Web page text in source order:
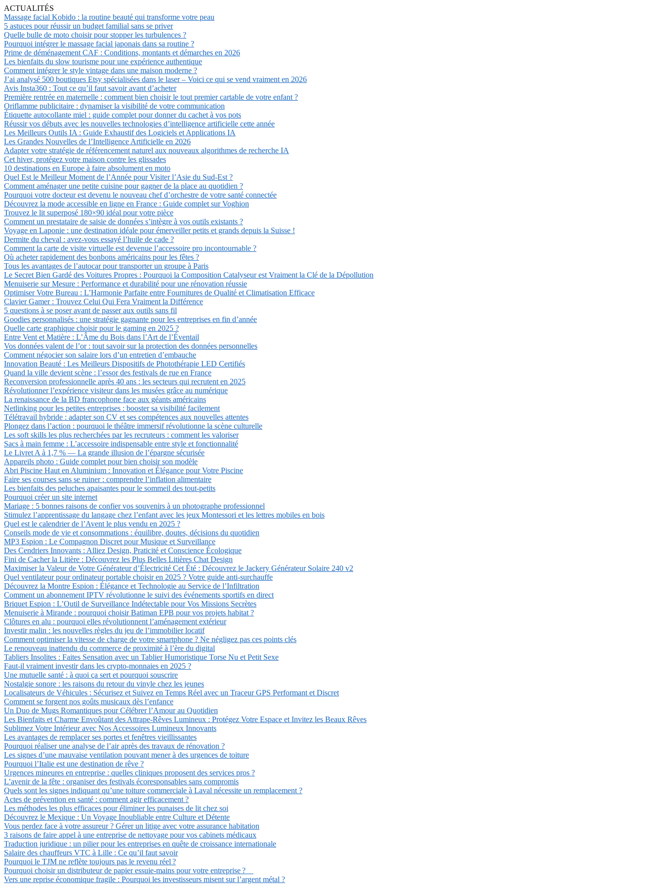
ACTUALITÉS
Massage facial Kobido : la routine beauté qui transforme votre peau
5 astuces pour réussir un budget familial sans se priver
Quelle bulle de moto choisir pour stopper les turbulences ?
Pourquoi intégrer le massage facial japonais dans sa routine ?
Prime de déménagement CAF : Conditions, montants et démarches en 2026
Les bienfaits du slow tourisme pour une expérience authentique
Comment intégrer le style vintage dans une maison moderne ?
J’ai analysé 500 boutiques Etsy spécialisées dans le laser – Voici ce qui se vend vraiment en 2026
Avis Insta360 : Tout ce qu’il faut savoir avant d’acheter
Première rentrée en maternelle : comment bien choisir le tout premier cartable de votre enfant ?
Oriflamme publicitaire : dynamiser la visibilité de votre communication
Étiquette autocollante miel : guide complet pour donner du cachet à vos pots
Réussir vos débuts avec les nouvelles technologies d’intelligence artificielle cette année
Les Meilleurs Outils IA : Guide Exhaustif des Logiciels et Applications IA
Les Grandes Nouvelles de l’Intelligence Artificielle en 2026
Adapter votre stratégie de référencement naturel aux nouveaux algorithmes de recherche IA
Cet hiver, protégez votre maison contre les glissades
10 destinations en Europe à faire absolument en moto
Quel Est le Meilleur Moment de l’Année pour Visiter l’Asie du Sud-Est ?
Comment aménager une petite cuisine pour gagner de la place au quotidien ?
Pourquoi votre docteur est devenu le nouveau chef d’orchestre de votre santé connectée
Découvrez la mode accessible en ligne en France : Guide complet sur Voghion
Trouvez le lit superposé 180×90 idéal pour votre pièce
Comment un prestataire de saisie de données s’intègre à vos outils existants ?
Voyage en Laponie : une destination idéale pour émerveiller petits et grands depuis la Suisse !
Dermite du cheval : avez-vous essayé l’huile de cade ?
Comment la carte de visite virtuelle est devenue l’accessoire pro incontournable ?
Où acheter rapidement des bonbons américains pour les fêtes ?
Tous les avantages de l’autocar pour transporter un groupe à Paris
Le Secret Bien Gardé des Voitures Propres : Pourquoi la Composition Catalyseur est Vraiment la Clé de la Dépollution
Menuiserie sur Mesure : Performance et durabilité pour une rénovation réussie
Optimiser Votre Bureau : L’Harmonie Parfaite entre Fournitures de Qualité et Climatisation Efficace
Clavier Gamer : Trouvez Celui Qui Fera Vraiment la Différence
5 questions à se poser avant de passer aux outils sans fil
Goodies personnalisés : une stratégie gagnante pour les entreprises en fin d’année
Quelle carte graphique choisir pour le gaming en 2025 ?
Entre Vent et Matière : L’Âme du Bois dans l’Art de l’Éventail
Vos données valent de l’or : tout savoir sur la protection des données personnelles
Comment négocier son salaire lors d’un entretien d’embauche
Innovation Beauté : Les Meilleurs Dispositifs de Photothérapie LED Certifiés
Quand la ville devient scène : l’essor des festivals de rue en France
Reconversion professionnelle après 40 ans : les secteurs qui recrutent en 2025
Révolutionner l’expérience visiteur dans les musées grâce au numérique
La renaissance de la BD francophone face aux géants américains
Netlinking pour les petites entreprises : booster sa visibilité facilement
Télétravail hybride : adapter son CV et ses compétences aux nouvelles attentes
Plongez dans l’action : pourquoi le théâtre immersif révolutionne la scène culturelle
Les soft skills les plus recherchées par les recruteurs : comment les valoriser
Sacs à main femme : L’accessoire indispensable entre style et fonctionnalité
Le Livret A à 1,7 % — La grande illusion de l’épargne sécurisée
Appareils photo : Guide complet pour bien choisir son modèle
Abri Piscine Haut en Aluminium : Innovation et Élégance pour Votre Piscine
Faire ses courses sans se ruiner : comprendre l’inflation alimentaire
Les bienfaits des peluches apaisantes pour le sommeil des tout-petits
Pourquoi créer un site internet
Mariage : 5 bonnes raisons de confier vos souvenirs à un photographe professionnel
Stimulez l’apprentissage du langage chez l’enfant avec les jeux Montessori et les lettres mobiles en bois
Quel est le calendrier de l’Avent le plus vendu en 2025 ?
Conseils mode de vie et consommations : équilibre, doutes, décisions du quotidien
MP3 Espion : Le Compagnon Discret pour Musique et Surveillance
Des Cendriers Innovants : Alliez Design, Praticité et Conscience Écologique
Fini de Cacher la Litière : Découvrez les Plus Belles Litières Chat Design
Maximiser la Valeur de Votre Générateur d’Électricité Cet Été : Découvrez le Jackery Générateur Solaire 240 v2
Quel ventilateur pour ordinateur portable choisir en 2025 ? Votre guide anti-surchauffe
Découvrez la Montre Espion : Élégance et Technologie au Service de l’Infiltration
Comment un abonnement IPTV révolutionne le suivi des événements sportifs en direct
Briquet Espion : L’Outil de Surveillance Indétectable pour Vos Missions Secrètes
Menuiserie à Mirande : pourquoi choisir Batiman EPB pour vos projets habitat ?
Clôtures en alu : pourquoi elles révolutionnent l’aménagement extérieur
Investir malin : les nouvelles règles du jeu de l’immobilier locatif
Comment optimiser la vitesse de charge de votre smartphone ? Ne négligez pas ces points clés
Le renouveau inattendu du commerce de proximité à l’ère du digital
Tabliers Insolites : Faites Sensation avec un Tablier Humoristique Torse Nu et Petit Sexe
Faut-il vraiment investir dans les crypto-monnaies en 2025 ?
Une mutuelle santé : à quoi ça sert et pourquoi souscrire
Nostalgie sonore : les raisons du retour du vinyle chez les jeunes
Localisateurs de Véhicules : Sécurisez et Suivez en Temps Réel avec un Traceur GPS Performant et Discret
Comment se forgent nos goûts musicaux dès l’enfance
Un Duo de Mugs Romantiques pour Célébrer l’Amour au Quotidien
Les Bienfaits et Charme Envoûtant des Attrape-Rêves Lumineux : Protégez Votre Espace et Invitez les Beaux Rêves
Sublimez Votre Intérieur avec Nos Accessoires Lumineux Innovants
Les avantages de remplacer ses portes et fenêtres vieillissantes
Pourquoi réaliser une analyse de l’air après des travaux de rénovation ?
Les signes d’une mauvaise ventilation pouvant mener à des urgences de toiture
Pourquoi l’Italie est une destination de rêve ?
Urgences mineures en entreprise : quelles cliniques proposent des services pros ?
L’avenir de la fête : organiser des festivals écoresponsables sans compromis
Quels sont les signes indiquant qu’une toiture commerciale à Laval nécessite un remplacement ?
Actes de prévention en santé : comment agir efficacement ?
Les méthodes les plus efficaces pour éliminer les punaises de lit chez soi
Découvrez le Mexique : Un Voyage Inoubliable entre Culture et Détente
Vous perdez face à votre assureur ? Gérer un litige avec votre assurance habitation
3 raisons de faire appel à une entreprise de nettoyage pour vos cabinets médicaux
Traduction juridique : un pilier pour les entreprises en quête de croissance internationale
Salaire des chauffeurs VTC à Lille : Ce qu’il faut savoir
Pourquoi le TJM ne reflète toujours pas le revenu réel ?
Pourquoi choisir un distributeur de papier essuie-mains pour votre entreprise ?
Vers une reprise économique fragile : Pourquoi les investisseurs misent sur l’argent métal ?